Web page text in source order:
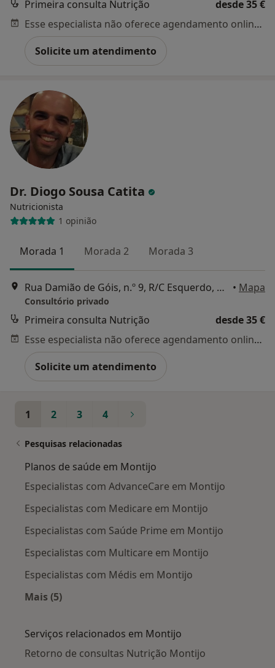
Primeira consulta Nutrição
desde 35 €
Esse especialista não oferece agendamento online para esse endereço.
Solicite um atendimento
Dr. Diogo Sousa Catita
Nutricionista
1 opinião
Morada 1 Morada 2 Morada 3
Rua Damião de Góis, n.º 9, R/C Esquerdo, Amora • Mapa
Consultório privado
Primeira consulta Nutrição
desde 35 €
Esse especialista não oferece agendamento online para esse endereço.
Solicite um atendimento
1 2 3 4
Pesquisas relacionadas
Planos de saúde em Montijo
Especialistas com AdvanceCare em Montijo
Especialistas com Medicare em Montijo
Especialistas com Saúde Prime em Montijo
Especialistas com Multicare em Montijo
Especialistas com Médis em Montijo
Mais (5)
Serviços relacionados em Montijo
Retorno de consultas Nutrição Montijo